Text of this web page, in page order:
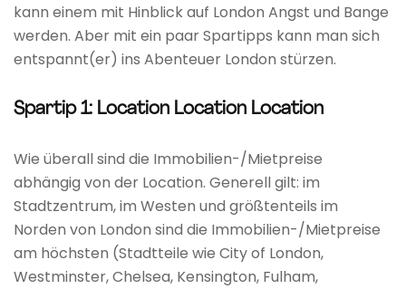
kann einem mit Hinblick auf London Angst und Bange
werden. Aber mit ein paar Spartipps kann man sich
entspannt(er) ins Abenteuer London stürzen.
Spartip 1: Location Location Location
Wie überall sind die Immobilien-/Mietpreise
abhängig von der Location. Generell gilt: im
Stadtzentrum, im Westen und größtenteils im
Norden von London sind die Immobilien-/Mietpreise
am höchsten (Stadtteile wie City of London,
Westminster, Chelsea, Kensington, Fulham,